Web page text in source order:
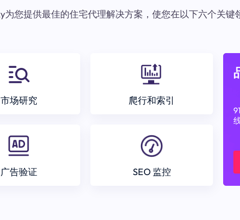
为您提供最佳的住宅代理解决方案，使您在以下六个关键
市场研究 爬行和索引
广告验证 SEO 监控